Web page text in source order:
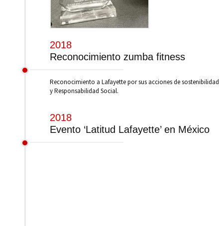
2018
Reconocimiento zumba fitness
Reconocimiento a Lafayette por sus acciones de sostenibilidad
y Responsabilidad Social.
2018
Evento ‘Latitud Lafayette’ en México